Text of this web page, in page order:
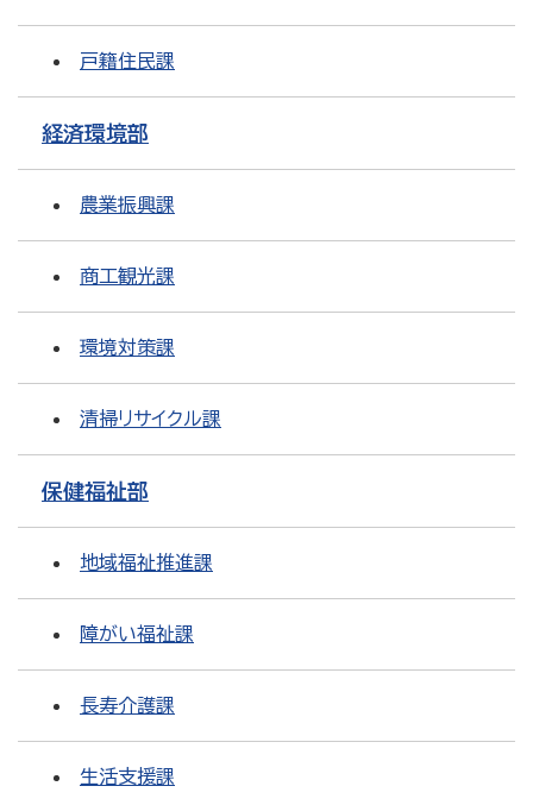
戸籍住民課
経済環境部
農業振興課
商工観光課
環境対策課
清掃リサイクル課
保健福祉部
地域福祉推進課
障がい福祉課
長寿介護課
生活支援課